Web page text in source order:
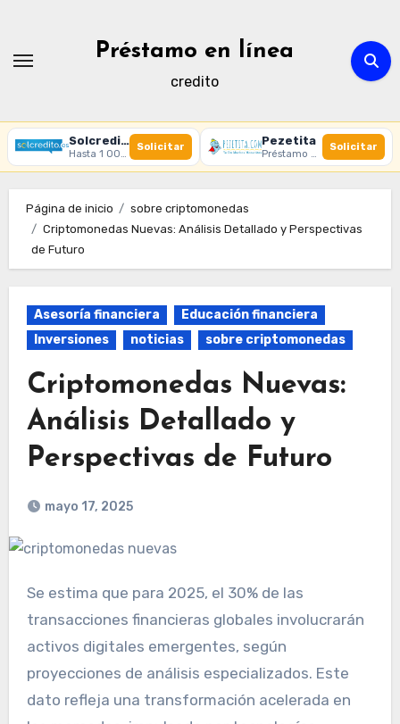
contenido
Préstamo en línea
credito
Solcredito
Hasta 1 000 € · 30 días · 100% online
Solicitar Pezetita
Préstamo online · Aprobación rápida
Solicitar
Página de inicio
sobre criptomonedas
Criptomonedas Nuevas: Análisis Detallado y Perspectivas
de Futuro
Asesoría financiera
Educación financiera
Inversiones
noticias sobre criptomonedas
Criptomonedas Nuevas:
Análisis Detallado y
Perspectivas de Futuro
mayo 17, 2025
Se estima que para 2025, el 30% de las
transacciones financieras globales involucrarán
activos digitales emergentes, según
proyecciones de análisis especializados. Este
dato refleja una transformación acelerada en